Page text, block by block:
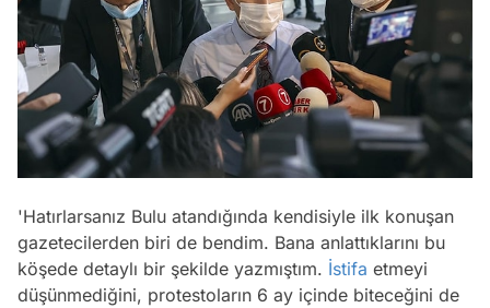
'Hatırlarsanız Bulu atandığında kendisiyle ilk konuşan
gazetecilerden biri de bendim. Bana anlattıklarını bu
köşede detaylı bir şekilde yazmıştım. İstifa etmeyi
düşünmediğini, protestoların 6 ay içinde biteceğini de